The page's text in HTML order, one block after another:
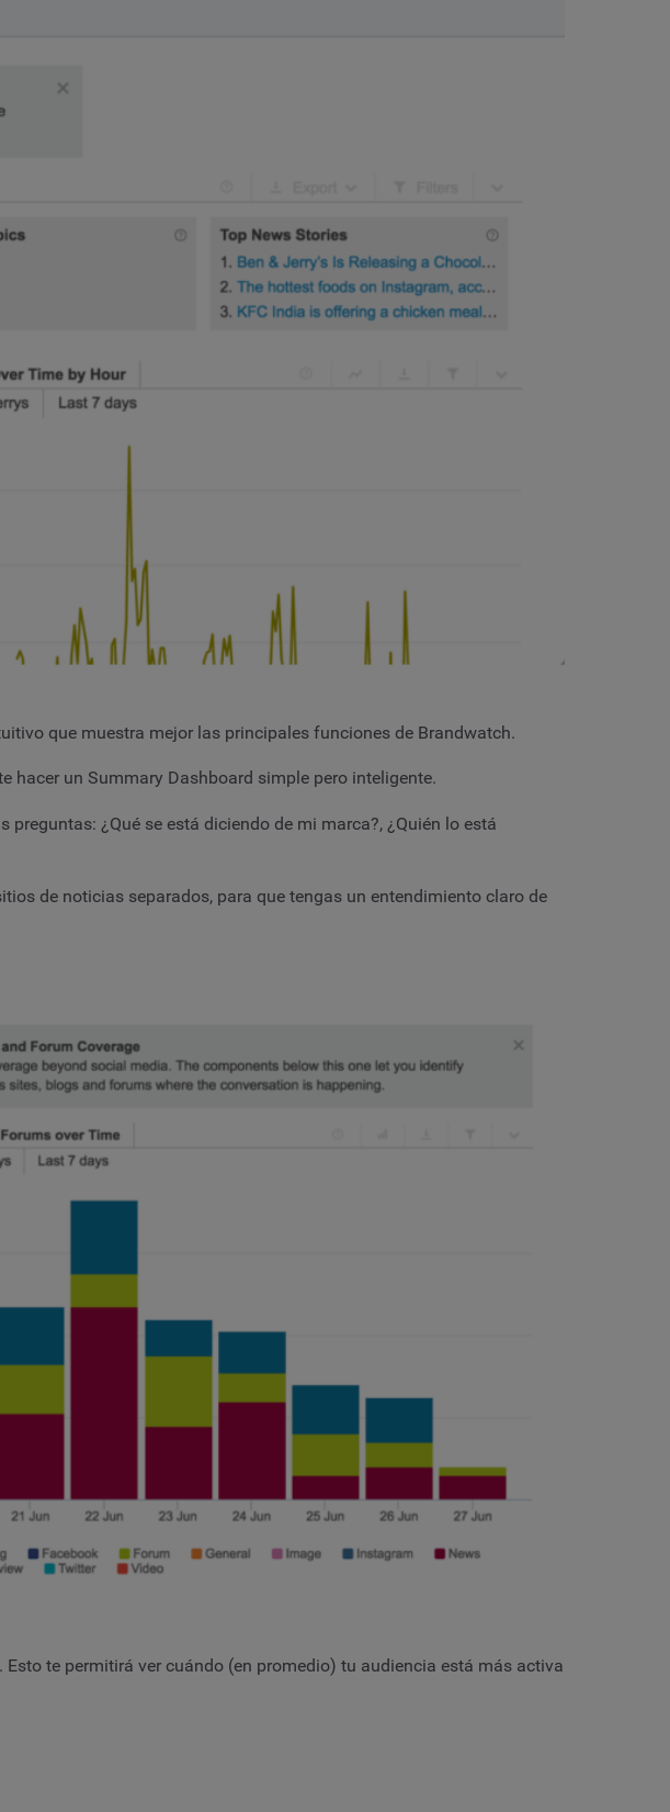
que muestra mejor las principales funciones de Brandwatch.
hacer un Summary Dashboard simple pero inteligente.
preguntas: ¿Qué se está diciendo de mi marca?, ¿Quién lo está
de noticias separados, para que tengas un entendimiento claro de
te permitirá ver cuándo (en promedio) tu audiencia está más activa